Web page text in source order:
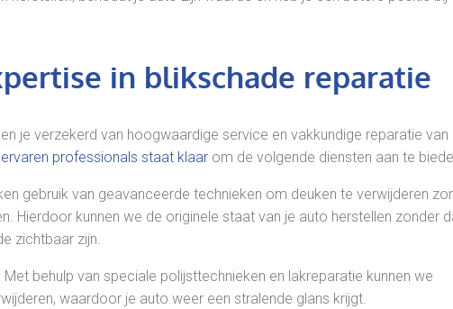
in blikschade reparatie
je verzekerd van hoogwaardige service en vakkundige reparatie van
professionals staat klaar om de volgende diensten aan te
gebruik van geavanceerde technieken om deuken te verwijderen
Hierdoor kunnen we de originele staat van je auto herstellen zonder
zichtbaar zijn.
Met behulp van speciale polijsttechnieken en lakreparatie kunnen we
waardoor je auto weer een stralende glans krijgt.